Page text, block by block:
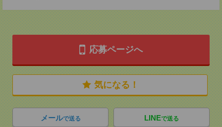
応募ページへ
気になる！
メールで送る LINEで送る